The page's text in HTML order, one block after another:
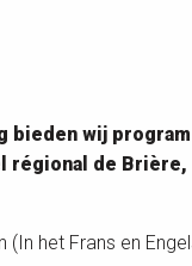
wij
de
(In het Frans en